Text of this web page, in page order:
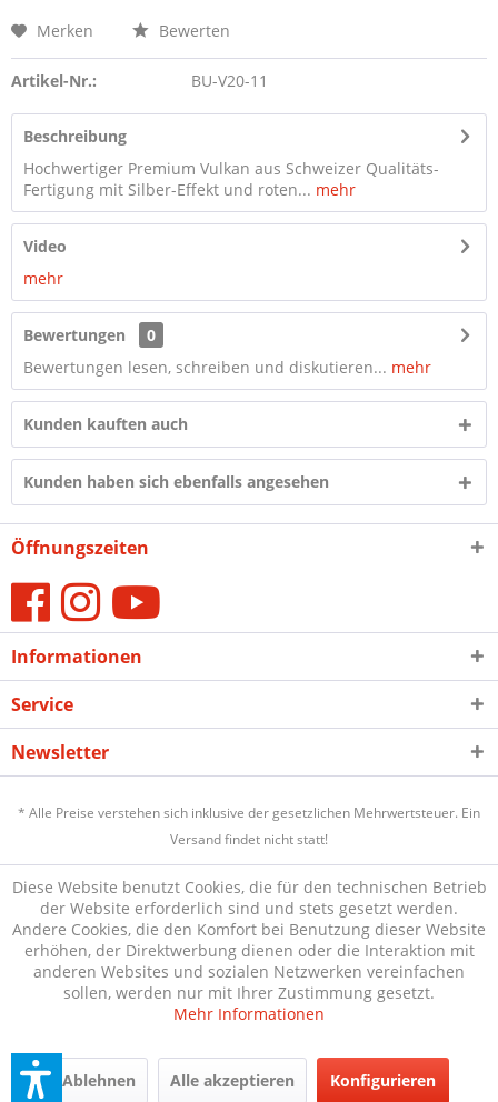
Merken Bewerten
Artikel-Nr.: BU-V20-11
Beschreibung
Hochwertiger Premium Vulkan aus Schweizer Qualitäts-
Fertigung mit Silber-Effekt und roten... mehr
Video
mehr
Bewertungen
0
Bewertungen lesen, schreiben und diskutieren... mehr
Kunden kauften auch
Kunden haben sich ebenfalls angesehen
Öffnungszeiten
Informationen
Service
Newsletter
* Alle Preise verstehen sich inklusive der gesetzlichen Mehrwertsteuer. Ein
Versand findet nicht statt!
Diese Website benutzt Cookies, die für den technischen Betrieb
der Website erforderlich sind und stets gesetzt werden.
Andere Cookies, die den Komfort bei Benutzung dieser Website
erhöhen, der Direktwerbung dienen oder die Interaktion mit
anderen Websites und sozialen Netzwerken vereinfachen
sollen, werden nur mit Ihrer Zustimmung gesetzt.
Mehr Informationen
Ablehnen Alle akzeptieren Konfigurieren